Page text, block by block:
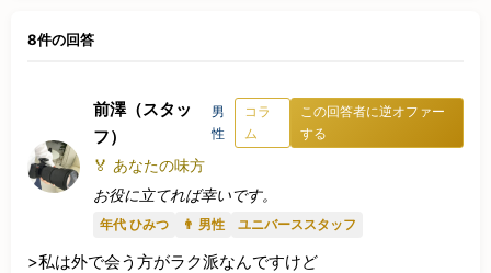
8件の回答
前澤（スタッ
フ）
男
性
コラ
ム
この回答者に逆オファー
する
🏅 あなたの味方
お役に立てれば幸いです。
年代 ひみつ 👨 男性 ユニバーススタッフ
>私は外で会う方がラク派なんですけど